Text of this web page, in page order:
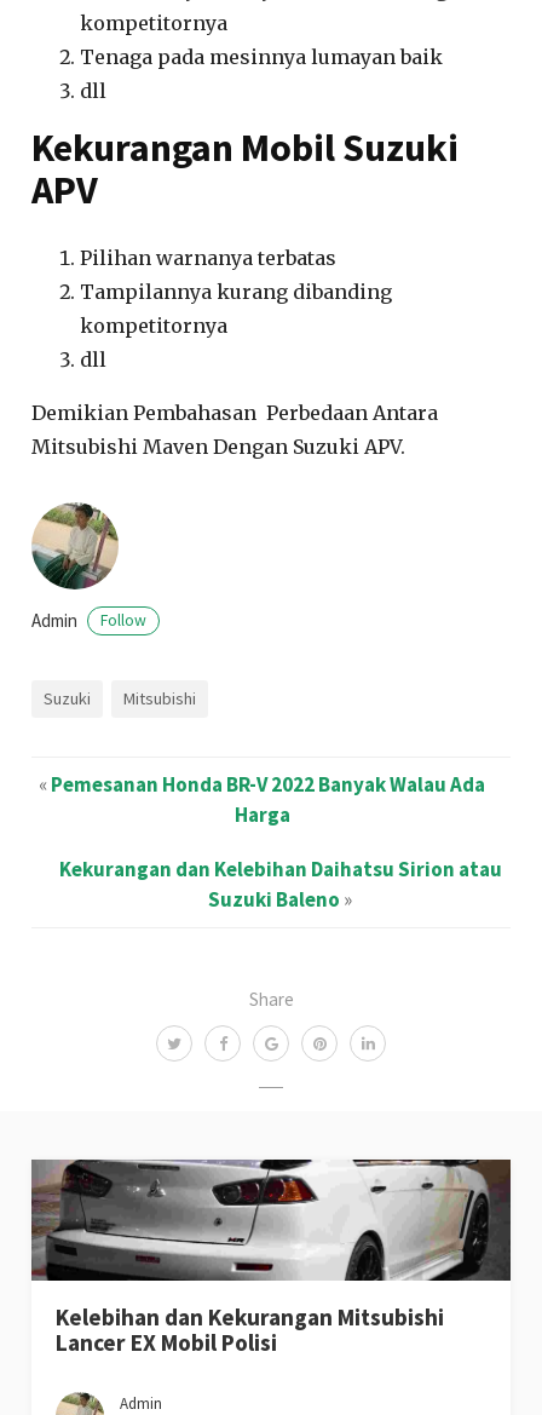
Share
kompetitornya
Tenaga pada mesinnya lumayan baik
dll
Kekurangan Mobil Suzuki
APV
Pilihan warnanya terbatas
Tampilannya kurang dibanding
kompetitornya
dll
Demikian Pembahasan Perbedaan Antara
Mitsubishi Maven Dengan Suzuki APV.
Admin Follow
Suzuki Mitsubishi
«Pemesanan Honda BR-V 2022 Banyak Walau Ada
Harga
Kekurangan dan Kelebihan Daihatsu Sirion atau
Suzuki Baleno »
Kelebihan dan Kekurangan Mitsubishi
Lancer EX Mobil Polisi
Admin